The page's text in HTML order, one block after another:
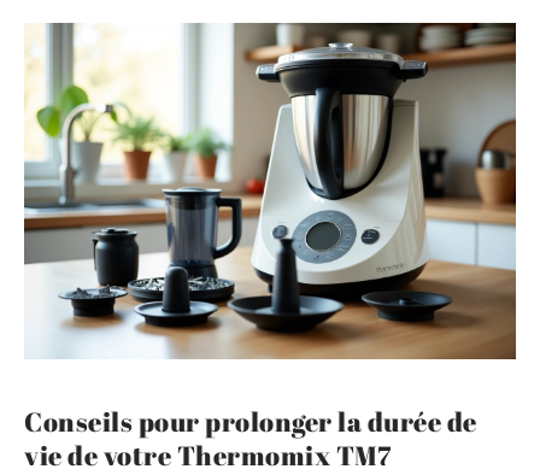
Conseils pour prolonger la durée de
vie de votre Thermomix TM7